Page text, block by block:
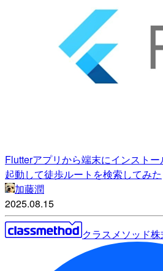
Flutterアプリから端末にインスト
起動して徒歩ルートを検索してみた
加藤潤
2025.08.15
クラスメソッド